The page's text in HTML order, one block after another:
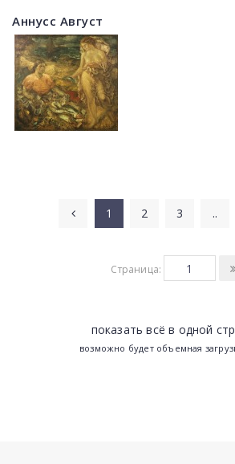
Аннусс Август
1 2 3 ..
Страница:
показать всё в одной
возможно будет объемная